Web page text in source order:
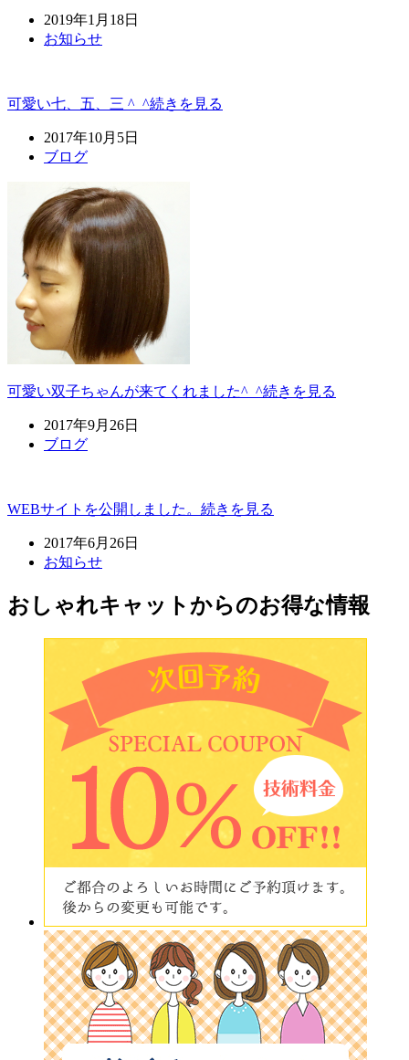
2019年1月18日
お知らせ
可愛い七、五、三 ^_^続きを見る
2017年10月5日
ブログ
可愛い双子ちゃんが来てくれました^_^続きを見る
2017年9月26日
ブログ
WEBサイトを公開しました。 続きを見る
2017年6月26日
お知らせ
おしゃれキャットからのお得な情報